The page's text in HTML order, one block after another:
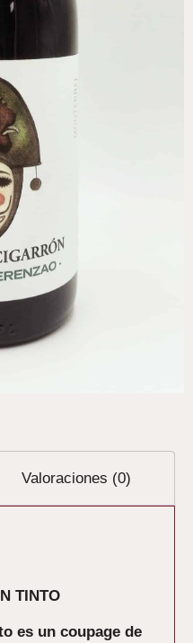
Valoraciones (0)
TINTO
es un coupage de